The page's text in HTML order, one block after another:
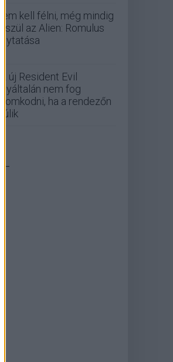
Nem kell félni, még mindig
készül az Alien: Romulus
folytatása
Az új Resident Evil
egyáltalán nem fog
finomkodni, ha a rendezőn
múlik